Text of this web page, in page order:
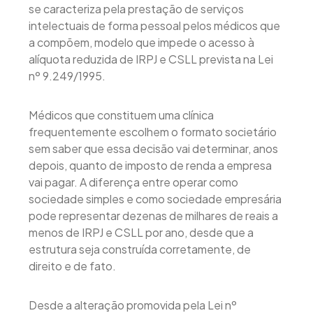
se caracteriza pela prestação de serviços
intelectuais de forma pessoal pelos médicos que
a compõem, modelo que impede o acesso à
alíquota reduzida de IRPJ e CSLL prevista na Lei
nº 9.249/1995.
Médicos que constituem uma clínica
frequentemente escolhem o formato societário
sem saber que essa decisão vai determinar, anos
depois, quanto de imposto de renda a empresa
vai pagar. A diferença entre operar como
sociedade simples e como sociedade empresária
pode representar dezenas de milhares de reais a
menos de IRPJ e CSLL por ano, desde que a
estrutura seja construída corretamente, de
direito e de fato.
Desde a alteração promovida pela Lei nº